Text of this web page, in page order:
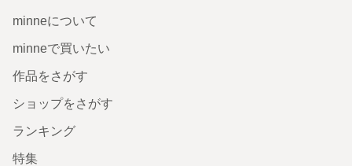
minneについて
minneで買いたい
作品をさがす
ショップをさがす
ランキング
特集